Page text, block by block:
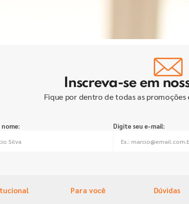
Inscreva-se em
Fique por dentro de todas as
Digite seu e-mail:
Para você Dúvidas